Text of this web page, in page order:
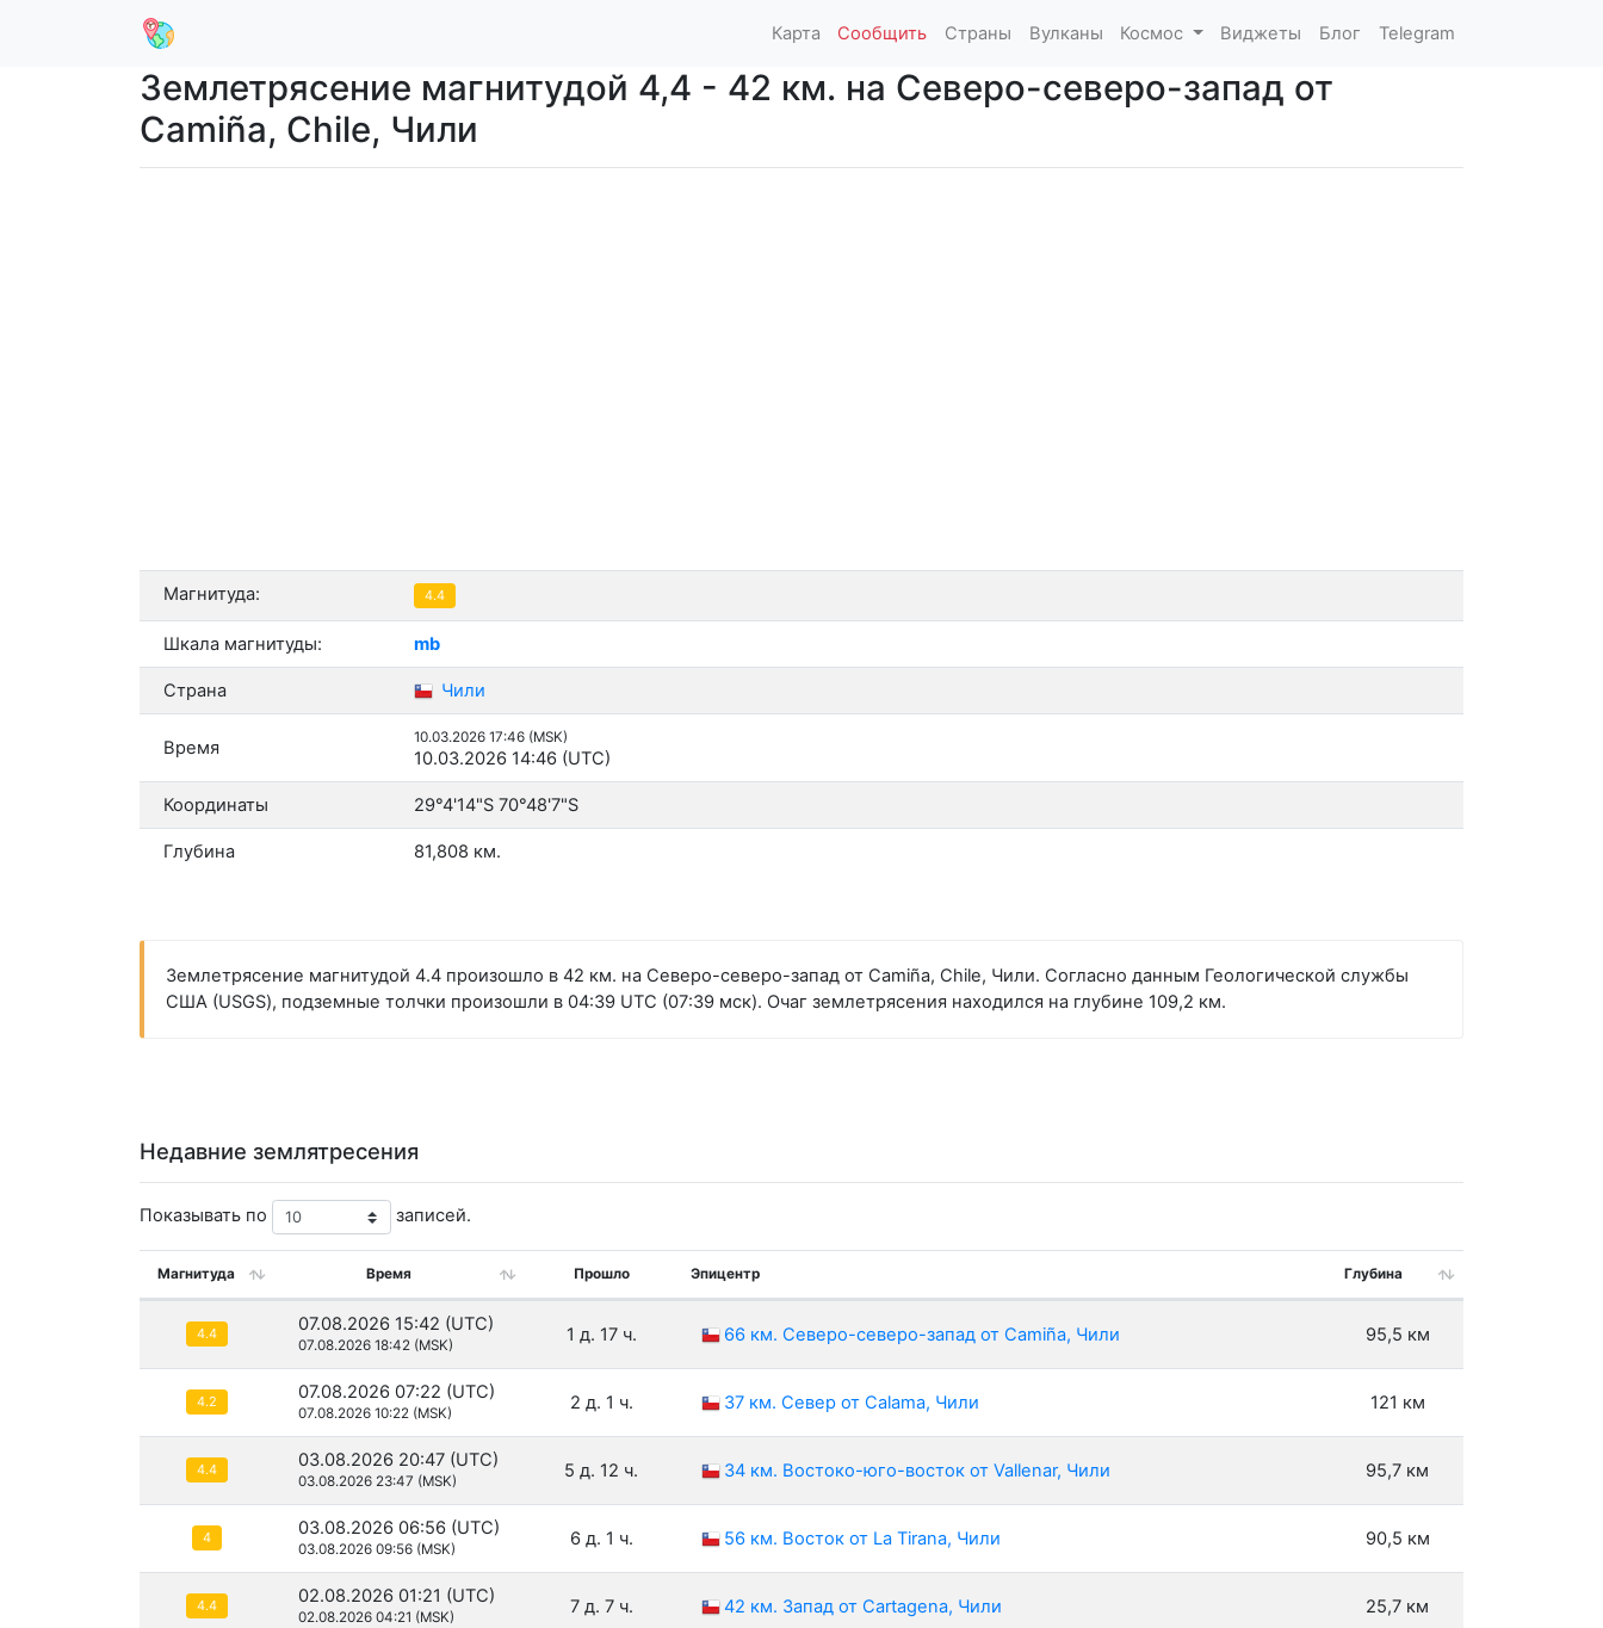
Карта Сообщить Страны Вулканы Космос Виджеты Блог Telegram
Землетрясение магнитудой 4,4 - 42 км. на Северо-северо-запад от
Camiña, Chile, Чили
Магнитуда: 4.4
Шкала магнитуды: mb
Страна Чили
Время 10.03.2026 17:46 (MSK)
10.03.2026 14:46 (UTC)
Координаты 29°4'14"S 70°48'7"S
Глубина 81,808 км.
Землетрясение магнитудой 4.4 произошло в 42 км. на Северо-северо-запад от Camiña, Chile, Чили. Согласно данным Геологической службы
США (USGS), подземные толчки произошли в 04:39 UTC (07:39 мск). Очаг землетрясения находился на глубине 109,2 км.
Недавние землятресения
Показывать по записей.
Магнитуда Время Прошло Эпицентр Глубина
4.4 07.08.2026 15:42 (UTC)
07.08.2026 18:42 (MSK) 1 д. 17 ч. 66 км. Северо-северо-запад от Camiña, Чили 95,5 км
4.2 07.08.2026 07:22 (UTC)
07.08.2026 10:22 (MSK) 2 д. 1 ч. 37 км. Север от Calama, Чили 121 км
4.4 03.08.2026 20:47 (UTC)
03.08.2026 23:47 (MSK) 5 д. 12 ч. 34 км. Востоко-юго-восток от Vallenar, Чили 95,7 км
4 03.08.2026 06:56 (UTC)
03.08.2026 09:56 (MSK) 6 д. 1 ч. 56 км. Восток от La Tirana, Чили 90,5 км
4.4 02.08.2026 01:21 (UTC)
02.08.2026 04:21 (MSK) 7 д. 7 ч. 42 км. Запад от Cartagena, Чили 25,7 км